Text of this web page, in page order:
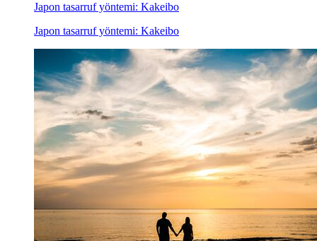
Japon tasarruf yöntemi: Kakeibo
Japon tasarruf yöntemi: Kakeibo